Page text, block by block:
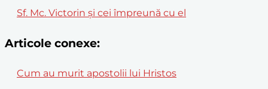
Sf. Mc. Victorin și cei împreună cu el
Articole conexe:
Cum au murit apostolii lui Hristos